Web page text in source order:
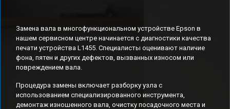
Замена вала в многофункциональном устройстве Epson в
нашем сервисном центре начинается с диагностики качества
печати устройства L1455. Специалисты оценивают наличие
фона, пятен и других дефектов, вызванных износом или
повреждением вала.
Процедура замены включает разборку узла с
использованием специализированного инструмента,
демонтаж изношенного вала, очистку посадочного места и